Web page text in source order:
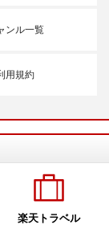
ンル一覧
用規約
楽天トラベル